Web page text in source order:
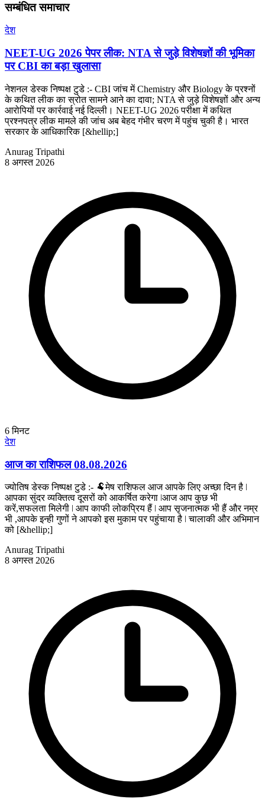
सम्बंधित समाचार
देश
NEET-UG 2026 पेपर लीक: NTA से जुड़े विशेषज्ञों की भूमिका
पर CBI का बड़ा खुलासा
नेशनल डेस्क निष्पक्ष टुडे :- CBI जांच में Chemistry और Biology के प्रश्नों
के कथित लीक का स्रोत सामने आने का दावा; NTA से जुड़े विशेषज्ञों और अन्य
आरोपियों पर कार्रवाई नई दिल्ली। NEET-UG 2026 परीक्षा में कथित
प्रश्नपत्र लीक मामले की जांच अब बेहद गंभीर चरण में पहुंच चुकी है। भारत
सरकार के आधिकारिक [&hellip;]
Anurag Tripathi
8 अगस्त 2026
6मिनट
देश
आज का राशिफल 08.08.2026
ज्योतिष डेस्क निष्पक्ष टुडे :- 🐏मेष राशिफल आज आपके लिए अच्छा दिन है ǀ
आपका सुंदर व्यक्तित्व दूसरों को आकर्षित करेगा ǀआज आप कुछ भी
करें,सफलता मिलेगी ǀ आप काफी लोकप्रिय हैं ǀ आप सृजनात्मक भी हैं और नम्र
भी ,आपके इन्ही गुणों ने आपको इस मुकाम पर पहुंचाया है ǀ चालाकी और अभिमान
को [&hellip;]
Anurag Tripathi
8 अगस्त 2026